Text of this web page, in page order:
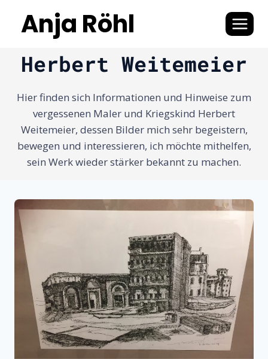
InhaltAnja Röhl
Herbert Weitemeier
Hier finden sich Informationen und Hinweise zum
vergessenen Maler und Kriegskind Herbert
Weitemeier, dessen Bilder mich sehr begeistern,
bewegen und interessieren, ich möchte mithelfen,
sein Werk wieder stärker bekannt zu machen.